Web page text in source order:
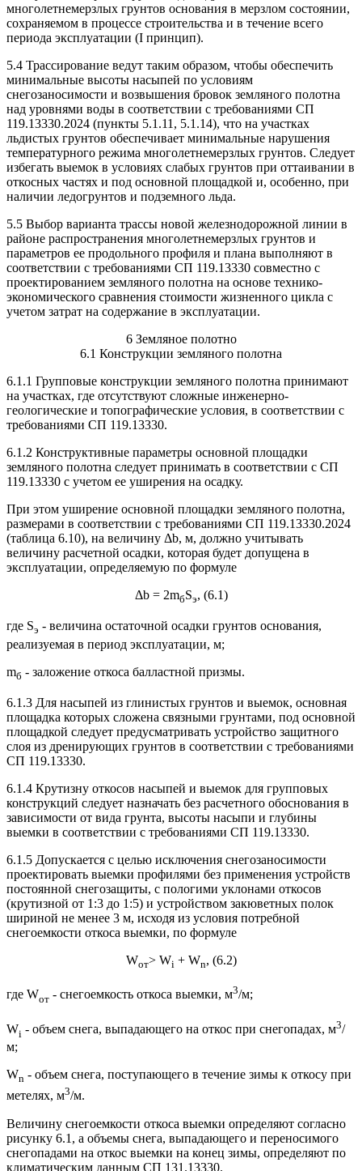
многолетнемерзлых грунтов основания в мерзлом состоянии,
сохраняемом в процессе строительства и в течение всего
периода эксплуатации (I принцип).
5.4 Трассирование ведут таким образом, чтобы обеспечить
минимальные высоты насыпей по условиям
снегозаносимости и возвышения бровок земляного полотна
над уровнями воды в соответствии с требованиями СП
119.13330.2024 (пункты 5.1.11, 5.1.14), что на участках
льдистых грунтов обеспечивает минимальные нарушения
температурного режима многолетнемерзлых грунтов. Следует
избегать выемок в условиях слабых грунтов при оттаивании в
откосных частях и под основной площадкой и, особенно, при
наличии ледогрунтов и подземного льда.
5.5 Выбор варианта трассы новой железнодорожной линии в
районе распространения многолетнемерзлых грунтов и
параметров ее продольного профиля и плана выполняют в
соответствии с требованиями СП 119.13330 совместно с
проектированием земляного полотна на основе технико-
экономического сравнения стоимости жизненного цикла с
учетом затрат на содержание в эксплуатации.
6 Земляное полотно
6.1 Конструкции земляного полотна
6.1.1 Групповые конструкции земляного полотна принимают
на участках, где отсутствуют сложные инженерно-
геологические и топографические условия, в соответствии с
требованиями СП 119.13330.
6.1.2 Конструктивные параметры основной площадки
земляного полотна следует принимать в соответствии с СП
119.13330 с учетом ее уширения на осадку.
При этом уширение основной площадки земляного полотна,
размерами в соответствии с требованиями СП 119.13330.2024
(таблица 6.10), на величину Δb, м, должно учитывать
величину расчетной осадки, которая будет допущена в
эксплуатации, определяемую по формуле
Δb = 2mбSэ, (6.1)
где Sэ - величина остаточной осадки грунтов основания,
реализуемая в период эксплуатации, м;
mб - заложение откоса балластной призмы.
6.1.3 Для насыпей из глинистых грунтов и выемок, основная
площадка которых сложена связными грунтами, под основной
площадкой следует предусматривать устройство защитного
слоя из дренирующих грунтов в соответствии с требованиями
СП 119.13330.
6.1.4 Крутизну откосов насыпей и выемок для групповых
конструкций следует назначать без расчетного обоснования в
зависимости от вида грунта, высоты насыпи и глубины
выемки в соответствии с требованиями СП 119.13330.
6.1.5 Допускается с целью исключения снегозаносимости
проектировать выемки профилями без применения устройств
постоянной снегозащиты, с пологими уклонами откосов
(крутизной от 1:3 до 1:5) и устройством закюветных полок
шириной не менее 3 м, исходя из условия потребной
снегоемкости откоса выемки, по формуле
Wот> Wi + Wn, (6.2)
где Wот - снегоемкость откоса выемки, м3/м;
Wi - объем снега, выпадающего на откос при снегопадах, м3/
м;
Wn - объем снега, поступающего в течение зимы к откосу при
метелях, м3/м.
Величину снегоемкости откоса выемки определяют согласно
рисунку 6.1, а объемы снега, выпадающего и переносимого
снегопадами на откос выемки на конец зимы, определяют по
климатическим данным СП 131.13330.